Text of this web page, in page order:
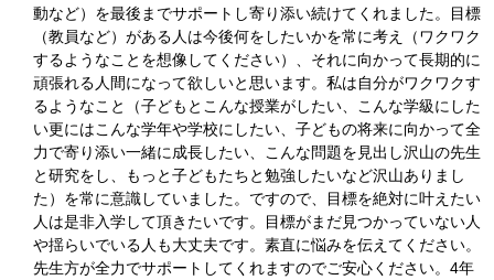
動など）を最後までサポートし寄り添い続けてくれました。目標
（教員など）がある人は今後何をしたいかを常に考え（ワクワク
するようなことを想像してください）、それに向かって長期的に
頑張れる人間になって欲しいと思います。私は自分がワクワクす
るようなこと（子どもとこんな授業がしたい、こんな学級にした
い更にはこんな学年や学校にしたい、子どもの将来に向かって全
力で寄り添い一緒に成長したい、こんな問題を見出し沢山の先生
と研究をし、もっと子どもたちと勉強したいなど沢山ありまし
た）を常に意識していました。ですので、目標を絶対に叶えたい
人は是非入学して頂きたいです。目標がまだ見つかっていない人
や揺らいでいる人も大丈夫です。素直に悩みを伝えてください。
先生方が全力でサポートしてくれますのでご安心ください。4年